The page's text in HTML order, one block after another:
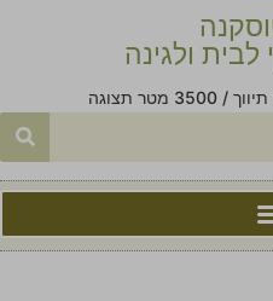
לבית ולגינה
מטר תצוגה